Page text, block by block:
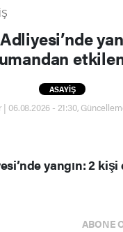
ASAYİŞ
06.08.2026 - 21:30,
yangın: 2
ABONE